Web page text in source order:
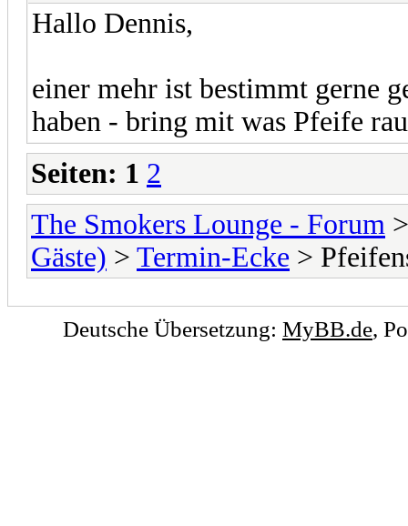
Hallo Dennis,
einer mehr ist bestimmt gerne
haben - bring mit was Pfeife
Seiten: 1 2
The Smokers Lounge - Forum
Gäste) > Termin-Ecke >
Deutsche Übersetzung: MyBB.de,